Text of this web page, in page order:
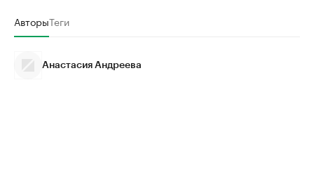
АвторыТеги
Анастасия Андреева